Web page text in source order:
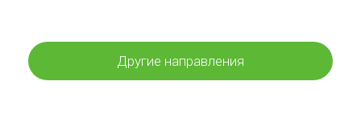
Другие направления